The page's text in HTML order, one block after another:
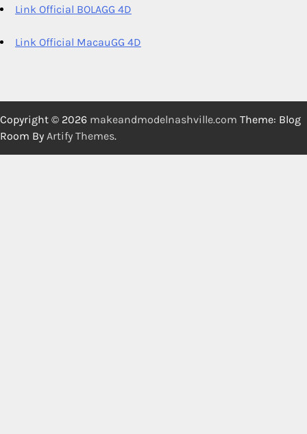
Link Official BOLAGG 4D
Link Official MacauGG 4D
Copyright © 2026 makeandmodelnashville.com Theme: Blog
Room By Artify Themes.